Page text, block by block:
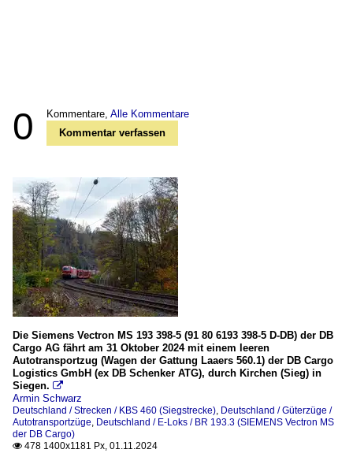
0 Kommentare, Alle Kommentare
Kommentar verfassen
Die Siemens Vectron MS 193 398-5 (91 80 6193 398-5 D-DB) der DB
Cargo AG fährt am 31 Oktober 2024 mit einem leeren
Autotransportzug (Wagen der Gattung Laaers 560.1) der DB Cargo
Logistics GmbH (ex DB Schenker ATG), durch Kirchen (Sieg) in
Siegen. 
Armin Schwarz
Deutschland / Strecken / KBS 460 (Siegstrecke), Deutschland / Güterzüge /
Autotransportzüge, Deutschland / E-Loks / BR 193.3 (SIEMENS Vectron MS
der DB Cargo)
 478 1400x1181 Px, 01.11.2024